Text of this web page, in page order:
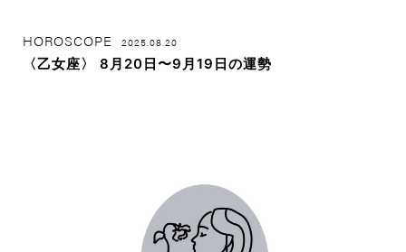
HOROSCOPE 2025.08.20
〈乙女座〉 8月20日〜9月19日の運勢